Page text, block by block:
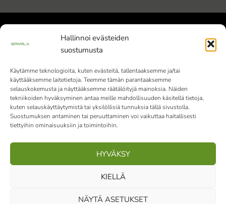
Hallinnoi evästeiden
suostumusta
Käytämme teknologioita, kuten evästeitä, tallentaaksemme ja/tai
käyttääksemme laitetietoja. Teemme tämän parantaaksemme
selauskokemusta ja näyttääksemme räätälöityjä mainoksia. Näiden
tekniikoiden hyväksyminen antaa meille mahdollisuuden käsitellä tietoja,
kuten selauskäyttäytymistä tai yksilöllisiä tunnuksia tällä sivustolla.
Suostumuksen antaminen tai peruuttaminen voi vaikuttaa haitallisesti
tiettyihin ominaisuuksiin ja toimintoihin.
HYVÄKSY
KIELLÄ
NÄYTÄ ASETUKSET
Siparila Oy | Y-tunnus: 1982051-9 |
Varaslahdentie 1, 40800 Vaajakoski
010 4242 000Vaihde palvelee klo 9-15
Facebook
Instagram
LinkedIn
Pinterest